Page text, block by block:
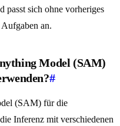
passt sich ohne vorheriges
an.
Model (SAM)
#
(SAM) für die
Inferenz mit verschiedenen